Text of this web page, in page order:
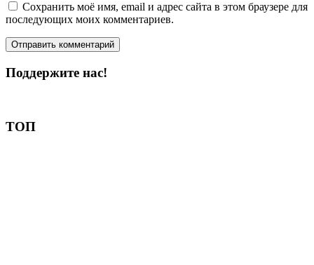
Сохранить моё имя, email и адрес сайта в этом браузере для
последующих моих комментариев.
Поддержите нас!
ТОП